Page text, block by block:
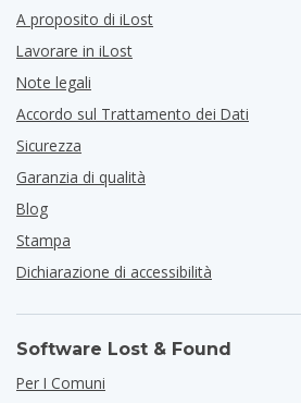
A proposito di iLost
Lavorare in iLost
Note legali
Accordo sul Trattamento dei Dati
Sicurezza
Garanzia di qualità
Blog
Stampa
Dichiarazione di accessibilità
Software Lost & Found
Per I Comuni